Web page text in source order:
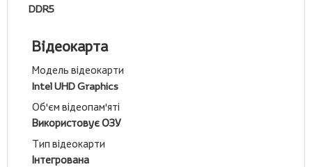
DDR5
Відеокарта
Модель відеокарти
Intel UHD Graphics
Об'єм відеопам'яті
Використовує ОЗУ
Тип відеокарти
Інтегрована